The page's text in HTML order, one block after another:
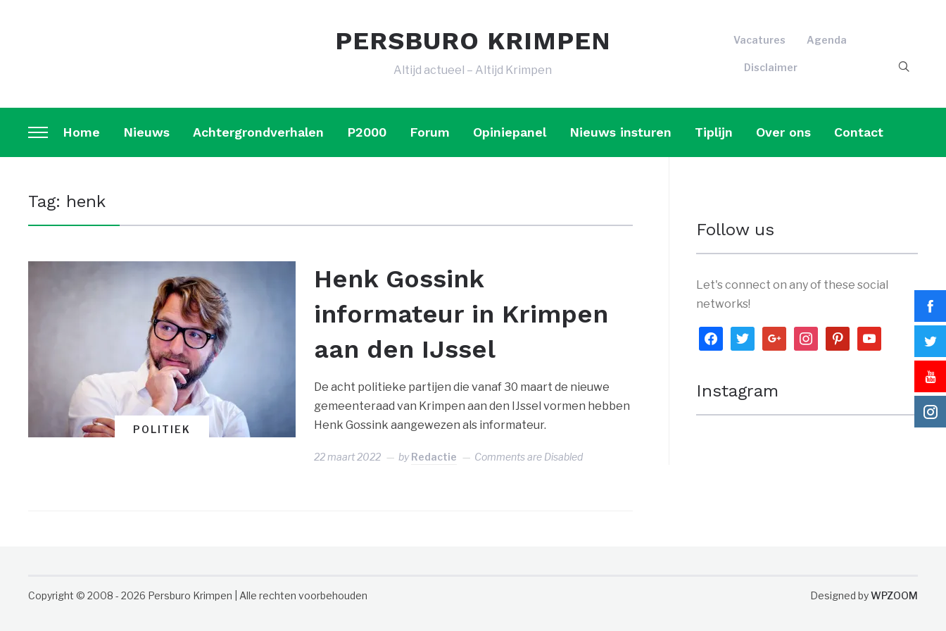
PERSBURO KRIMPEN
Altijd actueel – Altijd Krimpen
Vacatures Agenda
Disclaimer
Toggle
sidebar
navigation
Home Nieuws Achtergrondverhalen P2000 Forum Opiniepanel Nieuws insturen Tiplijn Over ons Contact
Tag: henk
POLITIEK
Henk Gossink
informateur in Krimpen
aan den IJssel
De acht politieke partijen die vanaf 30 maart de nieuwe
gemeenteraad van Krimpen aan den IJssel vormen hebben
Henk Gossink aangewezen als informateur.
22 maart 2022 byRedactie Comments are Disabled
Follow us
Let's connect on any of these social
networks!
facebooktwittergoogle instagrampinterestyoutube
Instagram
Copyright © 2008 - 2026 Persburo Krimpen | Alle rechten voorbehouden Designed byWPZOOM